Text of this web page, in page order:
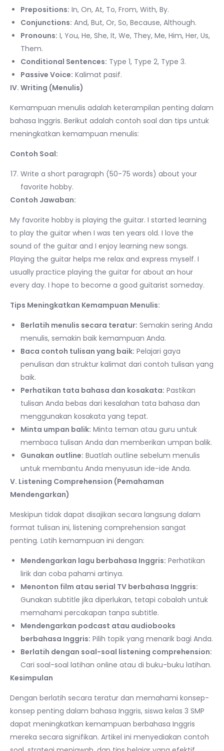
Prepositions: In, On, At, To, From, With, By.
Conjunctions: And, But, Or, So, Because, Although.
Pronouns: I, You, He, She, It, We, They, Me, Him, Her, Us,
Them.
Conditional Sentences: Type 1, Type 2, Type 3.
Passive Voice: Kalimat pasif.
IV. Writing (Menulis)
Kemampuan menulis adalah keterampilan penting dalam
bahasa Inggris. Berikut adalah contoh soal dan tips untuk
meningkatkan kemampuan menulis:
Contoh Soal:
Write a short paragraph (50-75 words) about your
favorite hobby.
Contoh Jawaban:
My favorite hobby is playing the guitar. I started learning
to play the guitar when I was ten years old. I love the
sound of the guitar and I enjoy learning new songs.
Playing the guitar helps me relax and express myself. I
usually practice playing the guitar for about an hour
every day. I hope to become a good guitarist someday.
Tips Meningkatkan Kemampuan Menulis:
Berlatih menulis secara teratur: Semakin sering Anda
menulis, semakin baik kemampuan Anda.
Baca contoh tulisan yang baik: Pelajari gaya
penulisan dan struktur kalimat dari contoh tulisan yang
baik.
Perhatikan tata bahasa dan kosakata: Pastikan
tulisan Anda bebas dari kesalahan tata bahasa dan
menggunakan kosakata yang tepat.
Minta umpan balik: Minta teman atau guru untuk
membaca tulisan Anda dan memberikan umpan balik.
Gunakan outline: Buatlah outline sebelum menulis
untuk membantu Anda menyusun ide-ide Anda.
V. Listening Comprehension (Pemahaman
Mendengarkan)
Meskipun tidak dapat disajikan secara langsung dalam
format tulisan ini, listening comprehension sangat
penting. Latih kemampuan ini dengan:
Mendengarkan lagu berbahasa Inggris: Perhatikan
lirik dan coba pahami artinya.
Menonton film atau serial TV berbahasa Inggris:
Gunakan subtitle jika diperlukan, tetapi cobalah untuk
memahami percakapan tanpa subtitle.
Mendengarkan podcast atau audiobooks
berbahasa Inggris: Pilih topik yang menarik bagi Anda.
Berlatih dengan soal-soal listening comprehension:
Cari soal-soal latihan online atau di buku-buku latihan.
Kesimpulan
Dengan berlatih secara teratur dan memahami konsep-
konsep penting dalam bahasa Inggris, siswa kelas 3 SMP
dapat meningkatkan kemampuan berbahasa Inggris
mereka secara signifikan. Artikel ini menyediakan contoh